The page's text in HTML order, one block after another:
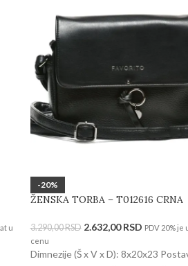
u
-20%
ŽENSKA TORBA – T012616 CRNA
3.290,00RSD 2.632,00RSD PDV 20%
cenu
Dimnezije (Š x V x D): 8x20x23